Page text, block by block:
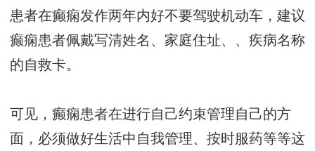
患者在癫痫发作两年内好不要驾驶机动车，建议
癫痫患者佩戴写清姓名、家庭住址、、疾病名称
的自救卡。
可见，癫痫患者在进行自己约束管理自己的方
面，必须做好生活中自我管理、按时服药等等这